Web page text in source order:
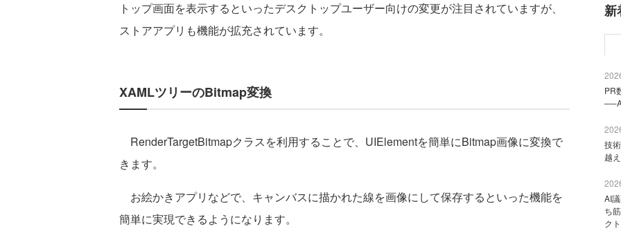
トップ画面を表示するといったデスクトップユーザー向けの変更が注目されていますが、
ストアアプリも機能が拡充されています。
XAMLツリーのBitmap変換
RenderTargetBitmapクラスを利用することで、UIElementを簡単にBitmap画像に変換で
きます。
お絵かきアプリなどで、キャンバスに描かれた線を画像にして保存するといった機能を
簡単に実現できるようになります。
新
PR
技
越
AI
ち
ク